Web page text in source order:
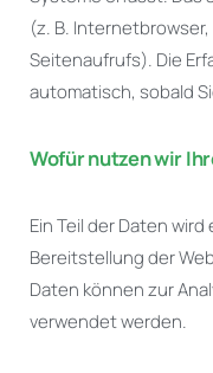
(z. B.
Seitenaufrufs). Die
automatisch, sobald
Wofür nutzen wir
Ein Teil der Daten
Bereitstellung der
Daten können zur
verwendet werden.